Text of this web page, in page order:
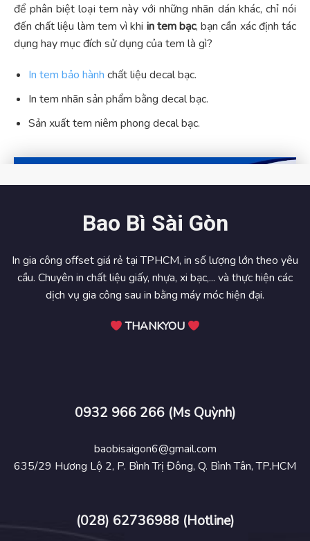
để phân biệt loại tem này với những nhãn dán khác, chỉ nói
đến chất liệu làm tem vì khi in tem bạc, bạn cần xác định tác
dụng hay mục đích sử dụng của tem là gì?
In tem bảo hành chất liệu decal bạc.
In tem nhãn sản phẩm bằng decal bạc.
Sản xuất tem niêm phong decal bạc.
dán, lớp silicon và cuối cùng là lớp đế.
mạ một lớp kim loại mỏng khoảng 4 micromet, nội dung
cần in sẽ hiển thị trên đó.
phủ lên ngay sau lớp mặt.
Bao Bì Sài Gòn
In gia công offset giá rẻ tại TPHCM, in số lượng lớn theo yêu
cầu. Chuyên in chất liệu giấy, nhựa, xi bạc,... và thực hiện các
dịch vụ gia công sau in bằng máy móc hiện đại.
THANKYOU
0932 966 266 (Ms Quỳnh)
baobisaigon6@gmail.com
635/29 Hương Lộ 2, P. Bình Trị Đông, Q. Bình Tân, TP.HCM
(028) 62736988 (Hotline)